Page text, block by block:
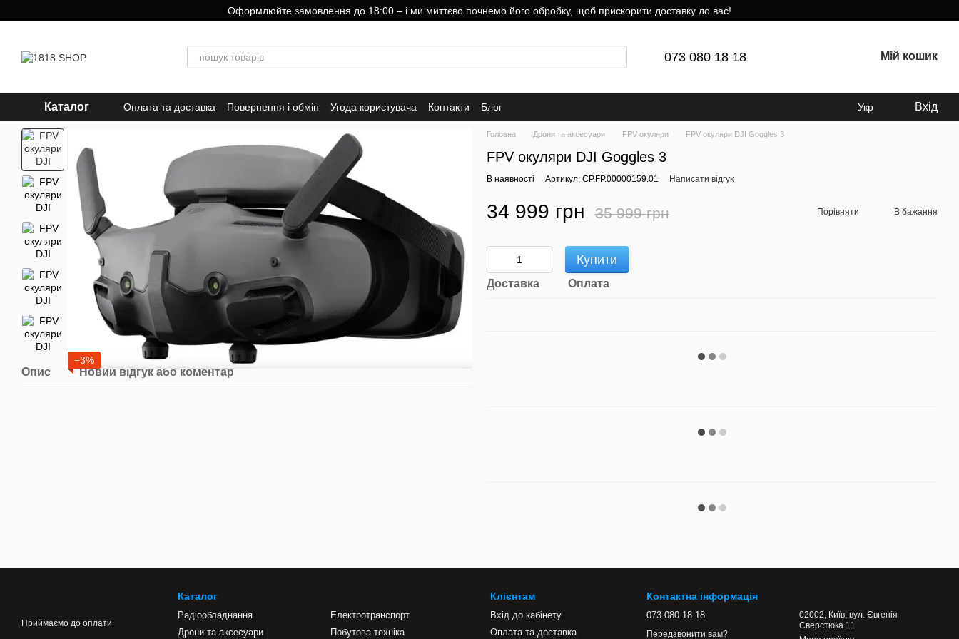
Оформлюйте замовлення до 18:00 – і ми миттєво почнемо його обробку, щоб прискорити доставку до вас!
073 080 18 18 Мій кошик
Каталог Оплата та доставка Повернення і обмін Угода користувача Контакти Блог Укр Вхід
−3%
Опис Новий відгук або коментар
Головна Дрони та аксесуари FPV окуляри FPV окуляри DJI Goggles 3
FPV окуляри DJI Goggles 3
В наявності Артикул: CP.FP.00000159.01 Написати відгук
34 999 грн 35 999 грн Порівняти В бажання
Купити
Доставка Оплата
Приймаємо до оплати
Каталог
Радіообладнання
Дрони та аксесуари
Електротранспорт
Побутова техніка
Клієнтам
Вхід до кабінету
Оплата та доставка
Контактна інформація
073 080 18 18
Передзвонити вам?
02002, Київ, вул. Євгенія
Сверстюка 11